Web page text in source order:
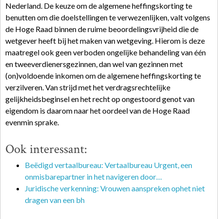
Nederland. De keuze om de algemene heffingskorting te
benutten om die doelstellingen te verwezenlijken, valt volgens
de Hoge Raad binnen de ruime beoordelingsvrijheid die de
wetgever heeft bij het maken van wetgeving. Hierom is deze
maatregel ook geen verboden ongelijke behandeling van één
en tweeverdienersgezinnen, dan wel van gezinnen met
(on)voldoende inkomen om de algemene heffingskorting te
verzilveren. Van strijd met het verdragsrechtelijke
gelijkheidsbeginsel en het recht op ongestoord genot van
eigendom is daarom naar het oordeel van de Hoge Raad
evenmin sprake.
Ook interessant:
Beëdigd vertaalbureau: Vertaalbureau Urgent, een
onmisbarepartner in het navigeren door…
Juridische verkenning: Vrouwen aanspreken ophet niet
dragen van een bh